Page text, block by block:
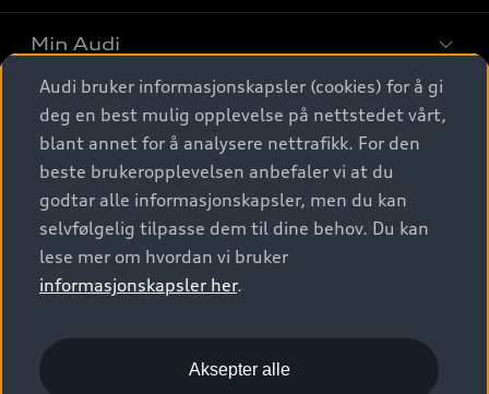
Sammenlign bilmodeller
Elbiler
SUV
Stasjonsvogn
Sportback
S/RS
Konseptbiler og prototyper
Kjøpshjelp
Biler på lager
Finn forhandler
Bestill prøvekjøring
Kontakt forhandler
Bilgarantier
Min Audi
Behold nybilfølelsen
Audi Originalt tilbehør
Verkstedtjenester
Digitale tjenester
Audi digitale tjenester
Audi connect
Functions on demand
Kom i gang med myAudi
Audi Norge
Kundeservice
Audi Driving Experience
© 2026 AUDI NORGE. All Rights Reserved.
Imprint
Audi bruker informasjonskapsler (cookies) for å gi
deg en best mulig opplevelse på nettstedet vårt,
blant annet for å analysere nettrafikk. For den
beste brukeropplevelsen anbefaler vi at du
godtar alle informasjonskapsler, men du kan
selvfølgelig tilpasse dem til dine behov. Du kan
lese mer om hvordan vi bruker
informasjonskapsler her.
Aksepter alle